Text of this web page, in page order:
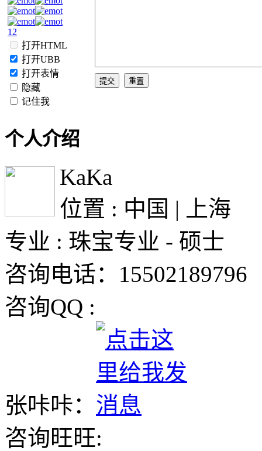
1 2
打开HTML
打开UBB
打开表情
隐藏
记住我
个人介绍
KaKa
位置 : 中国 | 上海
专业 : 珠宝专业 - 硕士
咨询电话：15502189796
咨询QQ :
张咔咔：
咨询旺旺: